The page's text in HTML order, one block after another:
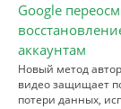
Google
аккаунтам
Новый метод
видео защищает
потери данных,